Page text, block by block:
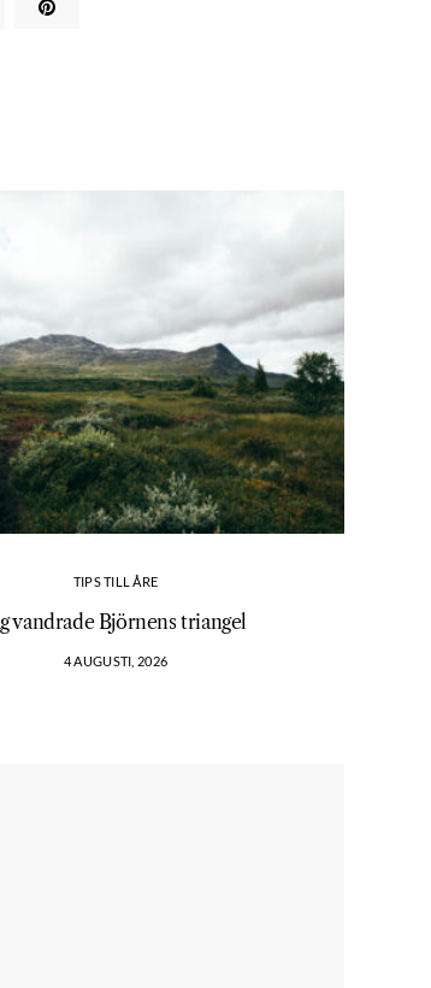
TIPS TILL ÅRE
vandrade Björnens triangel
4 AUGUSTI, 2026